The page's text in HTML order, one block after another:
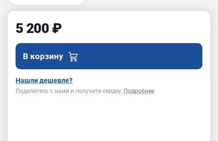
5 200 ₽
В корзину
Нашли дешевле?
Поделитесь с нами и получите скидку. Подробнее